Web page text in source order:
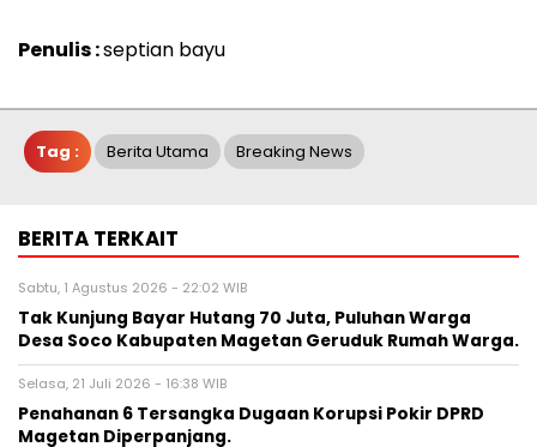
Penulis :septian bayu
Tag : Berita Utama Breaking News
BERITA TERKAIT
Sabtu, 1 Agustus 2026 - 22:02 WIB
Tak Kunjung Bayar Hutang 70 Juta, Puluhan Warga
Desa Soco Kabupaten Magetan Geruduk Rumah Warga.
Selasa, 21 Juli 2026 - 16:38 WIB
Penahanan 6 Tersangka Dugaan Korupsi Pokir DPRD
Magetan Diperpanjang.